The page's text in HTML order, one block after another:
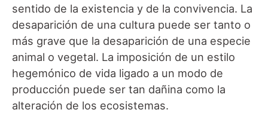
sentido de la existencia y de la convivencia. La
desaparición de una cultura puede ser tanto o
más grave que la desaparición de una especie
animal o vegetal. La imposición de un estilo
hegemónico de vida ligado a un modo de
producción puede ser tan dañina como la
alteración de los ecosistemas.